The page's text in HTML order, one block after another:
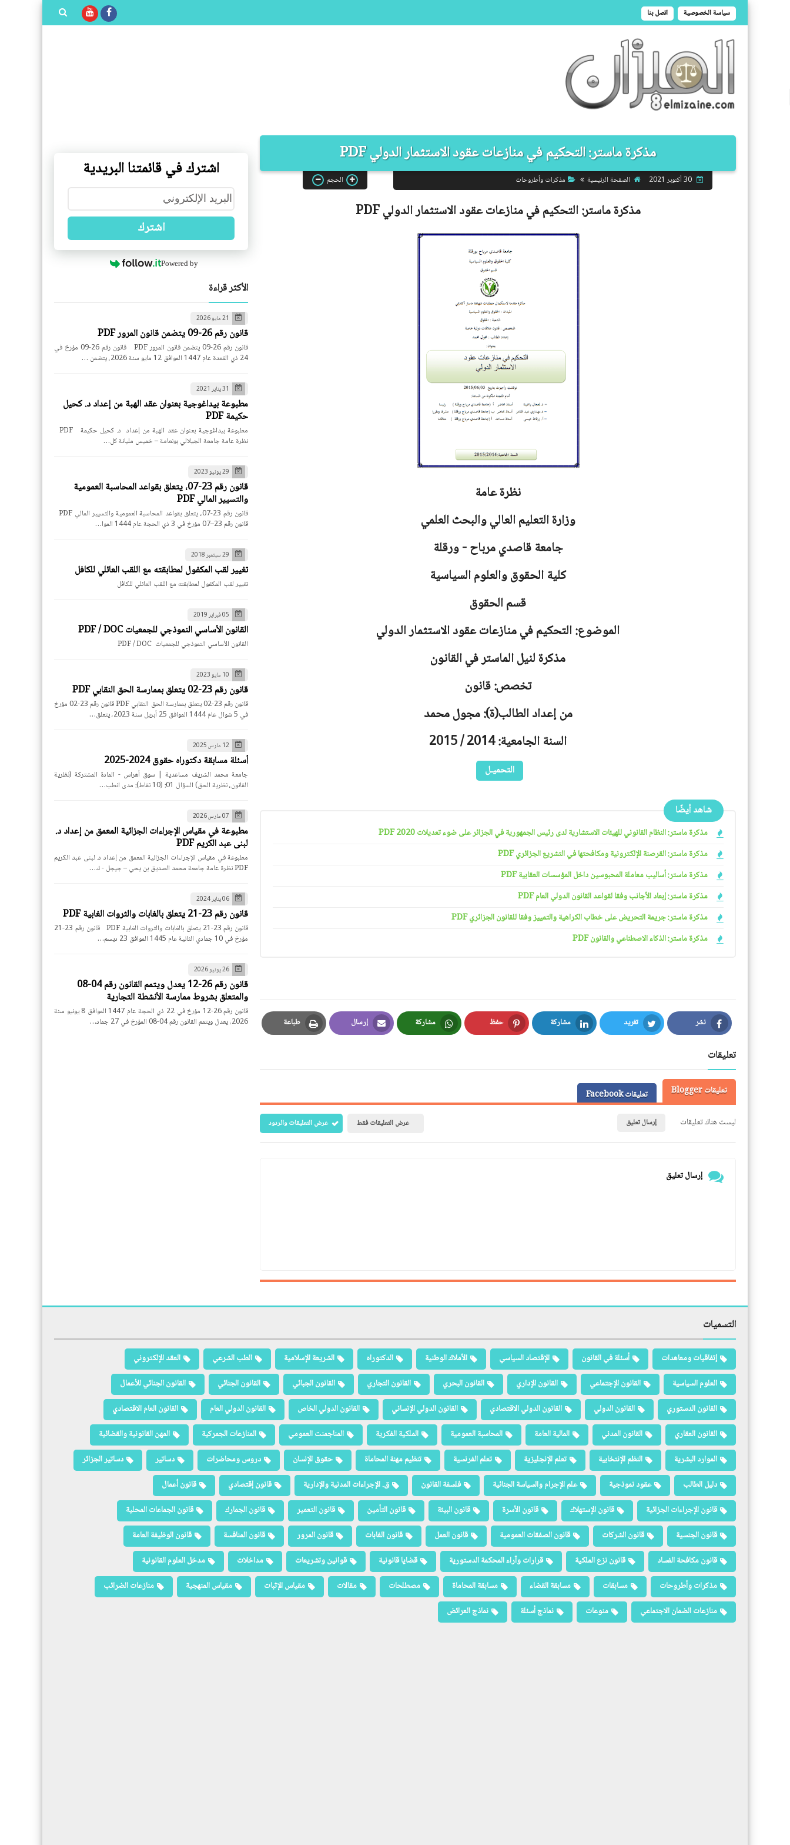
سياسة الخصوصية اتصل بنا
مذكرة ماستر: التحكيم في منازعات عقود الاستثمار الدولي PDF
30 أكتوبر 2021 الصفحة الرئيسية مذكرات وأطروحات الحجم
مذكرة ماستر:التحكيم في منازعات عقود الاستثمار الدوليPDF
نظرة عامة
وزارة التعليم العالي والبحث العلمي
جامعةقاصدي مرباح - ورقلة
كلية الحقوق والعلوم السياسية
قسم الحقوق
الموضوع: التحكيم في منازعات عقود الاستثمار الدولي
مذكرة لنيل الماستر في القانون
تخصص: قانون
من إعداد الطالب(ة): مجول محمد
السنة الجامعية: 2014 / 2015
التحميـل
شاهد أيضًا
مذكرة ماستر: النظام القانوني للهيئات الاستشارية لدى رئيس الجمهورية في الجزائر على ضوء تعديلات 2020 PDF
مذكرة ماستر: القرصنة الإلكترونية ومكافحتها في التشريع الجزائري PDF
مذكرة ماستر: أساليب معاملة المحبوسين داخل المؤسسات العقابية PDF
مذكرة ماستر: إبعاد الأجانب وفقا لقواعد القانون الدولي العام PDF
مذكرة ماستر: جريمة التحريض على خطاب الكراهية والتمييز وفقا للقانون الجزائري PDF
مذكرة ماستر: الذكاء الاصطناعي والقانون PDF
نشر
Facebook
تغريد
Twitter
مشاركة
LinkedIn
حفظ
Pinterest
مشاركة
Whatsapp
إرسال
Email
طباعة
Print
تعليقات
تعليقات Blogger
تعليقات Facebook
ليست هناك تعليقات
إرسال تعليق عرض التعليقات فقط عرض التعليقات والردود
إرسال تعليق
اشترك في قائمتنا البريدية
اشترك
Powered by
الأكثر قراءة
21 مايو 2026
قانون رقم 26-09 يتضمن قانون المرور PDF
قانون رقم 26-09 يتضمن قانون المرور PDF قانون رقم 26-09 مؤرخ في
24 ذي القعدة عام 1447 الموافق 12 مايو سنة 2026، يتضمن …
31 يناير 2021
مطبوعة بيداغوجية بعنوان عقد الهبة من إعداد د. كحيل
حكيمة PDF
نظرة عامة جامعة الجيلالي بونعامة – خميس مليانة كل…
29 يونيو 2023
قانون رقم 23-07، يتعلق بقواعد المحاسبة العمومية
والتسيير المالي PDF
قانون رقم 23–07 مؤرخ في 3 ذي الحجة عام 1444 الموا…
29 سبتمبر 2018
تغيير لقب المكفول لمطابقته مع اللقب العائلي للكافل
تغيير لقب المكفول لمطابقته مع اللقب العائلي للكافل
05 فبراير 2019
القانون الأساسي النموذجي للجمعيات PDF / DOC
القانون الأساسي النموذجي للجمعيات PDF / DOC
10 مايو 2023
قانون رقم 23-02 يتعلق بممارسة الحق النقابي PDF
قانون رقم 23-02 يتعلق بممارسة الحق النقابي PDF قانون رقم 23-02 مؤرخ
في 5 شوال عام 1444 الموافق 25 أبريل سنة 2023، يتعلق…
12 مارس 2025
أسئلة مسابقة دكتوراه حقوق 2024-2025
جامعة محمد الشريف مساعدية | سوق أهراس - المادة المشتركة (نظرية
القانون، نظرية الحق) السؤال 01: (10 نقاط): مدى انطب…
07 مارس 2026
مطبوعة في مقياس الإجراءات الجزائية المعمق من إعداد د.
لبنى عبد الكريم PDF
مطبوعة في مقياس الإجراءات الجزائية المعمق من إعداد د. لبنى عبد الكريم
PDF نظرة عامة جامعة محمد الصديق بن يحي – جيجل - ك…
06 يناير 2024
قانون رقم 23-21 يتعلق بالغابات والثروات الغابية PDF
قانون رقم 23-21 يتعلق بالغابات والثروات الغابية PDF قانون رقم 23-21
مؤرخ في 10 جمادي الثانية عام 1445 الموافق 23 ديسم…
26 يونيو 2026
قانون رقم 26-12 يعدل ويتمم القانون رقم 04-08
والمتعلق بشروط ممارسة الأنشطة التجارية
قانون رقم 26-12 مؤرخ في 22 ذي الحجة عام 1447 الموافق 8 يونيو سنة
2026، يعدل ويتمم القانون رقم 04-08 المؤرخ في 27 جماد…
التسميات
إتفاقيات ومعاهدات أسئلة في القانون الإقتصاد السياسي الأملاك الوطنية الدكتوراه الشريعة الإسلامية الطب الشرعي
العقد الإلكتروني
العلوم السياسية
القانون الإجتماعي القانون الإداري القانون البحري القانون التجاري القانون الجبائي القانون الجنائي
القانون الجنائي للأعمال
القانون الدستوري
القانون الدولي القانون الدولي الاقتصادي القانون الدولي الإنساني القانون الدولي الخاص القانون الدولي العام
القانون العام الاقتصادي
القانون العقاري
القانون المدني المالية العامة المحاسبة العمومية الملكية الفكرية المناجمنت العمومي المنازعات الجمركية
المهن القانونية والقضائية
الموارد البشرية
النظم الإنتخابية تعلم الإنجليزية تعلم الفرنسية تنظيم مهنة المحاماة حقوق الإنسان دروس ومحاضرات دساتير
دساتير الجزائر
دليل الطالب
عقود نموذجية علم الإجرام والسياسة الجنائية فلسفة القانون ق. الإجراءات المدنية والإدارية قانون إقتصادي
قانون أعمال
قانون الإجراءات الجزائية
قانون الإستهلاك قانون الأسرة قانون البيئة قانون التأمين قانون التعمير قانون الجمارك
قانون الجماعات المحلية
قانون الجنسية
قانون الشركات قانون الصفقات العمومية قانون العمل قانون الغابات قانون المرور قانون المنافسة
قانون الوظيفة العامة
قانون مكافحة الفساد
قانون نزع الملكية قرارات وآراء المحكمة الدستورية قضايا قانونية قوانين وتشريعات مداخلات
مدخل العلوم القانونية
مذكرات وأطروحات
مسابقات مسابقة القضاء مسابقة المحاماة مصطلحات مقالات مقياس الإثبات مقياس المنهجية
منازعات الضرائب
منازعات الضمان الاجتماعي
منوعات نماذج أسئلة نماذج العرائض